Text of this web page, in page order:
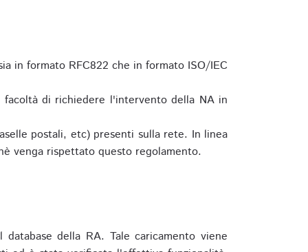
in formato RFC822 che in formato ISO/IEC
di richiedere l'intervento della NA in
postali, etc) presenti sulla rete. In linea
venga rispettato questo regolamento.
della RA. Tale caricamento viene